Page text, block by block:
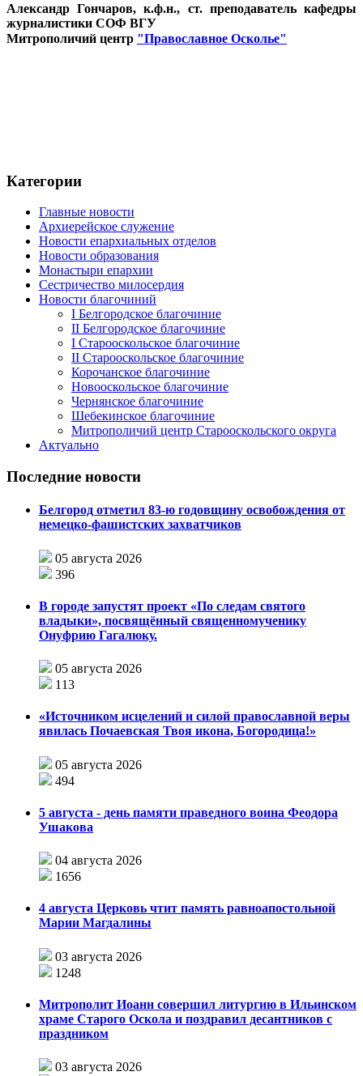
Александр Гончаров, к.ф.н., ст. преподаватель кафедры
журналистики СОФ ВГУ
Митрополичий центр "Православное Осколье"
Категории
Главные новости
Архиерейское служение
Новости епархиальных отделов
Новости образования
Монастыри епархии
Сестричество милосердия
Новости благочиний
I Белгородское благочиние
II Белгородское благочиние
I Старооскольское благочиние
II Старооскольское благочиние
Корочанское благочиние
Новооскольское благочиние
Чернянское благочиние
Шебекинское благочиние
Митрополичий центр Старооскольского округа
Актуально
Последние новости
Белгород отметил 83-ю годовщину освобождения от
немецко-фашистских захватчиков
05 августа 2026
396
В городе запустят проект «По следам святого
владыки», посвящённый священномученику
Онуфрию Гагалюку.
05 августа 2026
113
«Источником исцелений и силой православной веры
явилась Почаевская Твоя икона, Богородица!»
05 августа 2026
494
5 августа - день памяти праведного воина Феодора
Ушакова
04 августа 2026
1656
4 августа Церковь чтит память равноапостольной
Марии Магдалины
03 августа 2026
1248
Митрополит Иоанн совершил литургию в Ильинском
храме Старого Оскола и поздравил десантников с
праздником
03 августа 2026